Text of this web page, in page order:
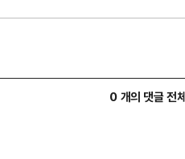
0 개의 댓글 전